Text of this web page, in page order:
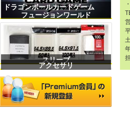
ドラゴンボールカードゲーム
フュージョンワールド
スリーブ
アクセサリ